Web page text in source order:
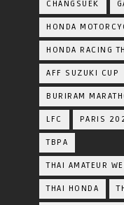
CHANGSUEK
HONDA
HONDA RACING
AFF SUZUKI CUP
BURIRAM
LFC PARIS
TBPA
THAI AMATEUR
THAI HONDA